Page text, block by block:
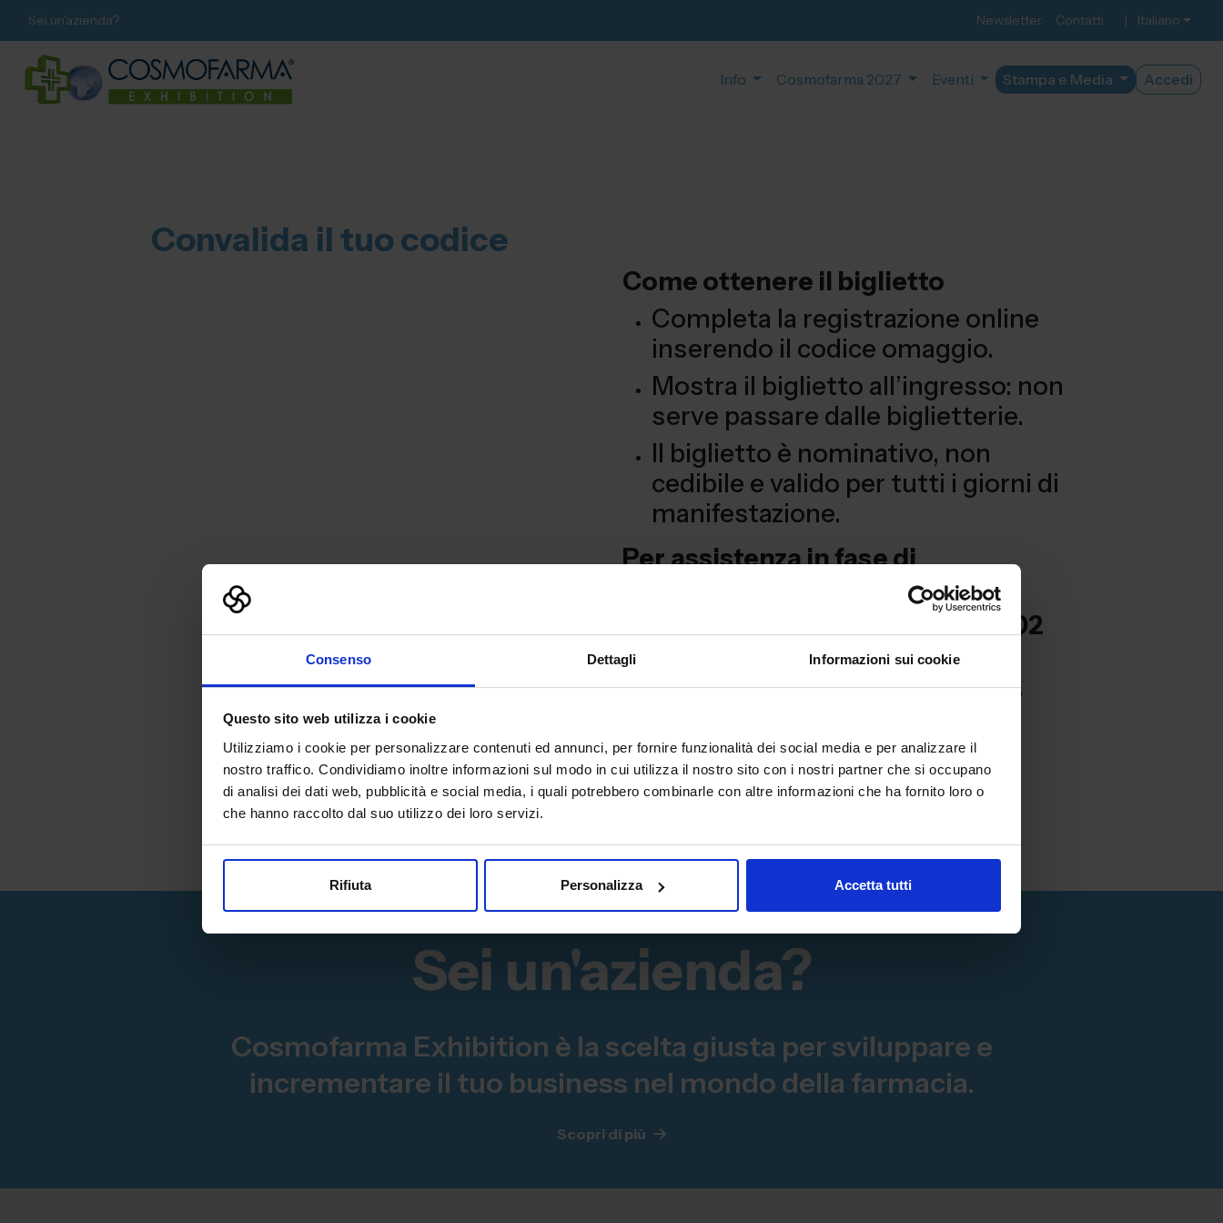
Consenso Dettagli Informazioni sui cookie
Questo sito web utilizza i cookie
Utilizziamo i cookie per personalizzare contenuti ed annunci, per fornire funzionalità dei social media e per analizzare il
nostro traffico. Condividiamo inoltre informazioni sul modo in cui utilizza il nostro sito con i nostri partner che si occupano
di analisi dei dati web, pubblicità e social media, i quali potrebbero combinarle con altre informazioni che ha fornito loro o
che hanno raccolto dal suo utilizzo dei loro servizi.
Rifiuta Personalizza Accetta tutti
Sei un'azienda? Newsletter Contatti | Italiano
Info Cosmofarma 2027 Eventi Stampa e Media Accedi
Convalida il tuo codice
Come ottenere il biglietto
Completa la registrazione online
inserendo il codice omaggio.
Mostra il biglietto all’ingresso: non
serve passare dalle biglietterie.
Il biglietto è nominativo, non
cedibile e valido per tutti i giorni di
manifestazione.
Perassistenza in fase di
Help desk al Tel. +39 02
89362575
dal lunedì al venerdì dalle 9.00 alle
Convalida qui
Sei un'azienda?
Cosmofarma Exhibition è la scelta giusta per sviluppare e
incrementare il tuo business nel mondo della farmacia.
Scopri di più